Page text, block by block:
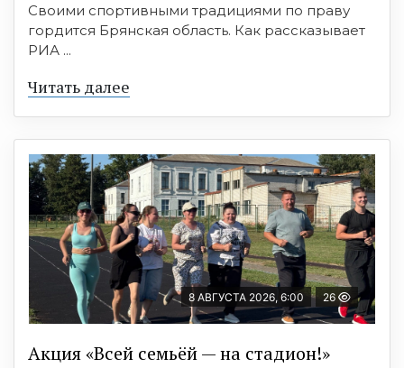
Своими спортивными традициями по праву
гордится Брянская область. Как рассказывает
РИА ...
Читать далее
8 АВГУСТА 2026, 6:00 26
Акция «Всей семьёй — на стадион!»